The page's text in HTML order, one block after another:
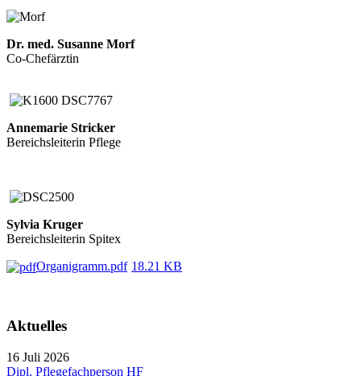
Dr. med. Susanne Morf
Co-Chefärztin
Annemarie Stricker
Bereichsleiterin Pflege
Sylvia Kruger
Bereichsleiterin Spitex
Organigramm.pdf 18.21 KB
Aktuelles
16 Juli 2026
Dipl. Pflegefachperson HF